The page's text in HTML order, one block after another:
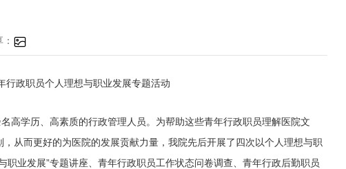
政职员个人理想与职业发展专题活动
高学历、高素质的行政管理人员。为帮助这些青年行政职员理解医院文
从而更好的为医院的发展贡献力量，我院先后开展了四次以个人理想与职
职业发展”专题讲座、青年行政职员工作状态问卷调查、青年行政后勤职员